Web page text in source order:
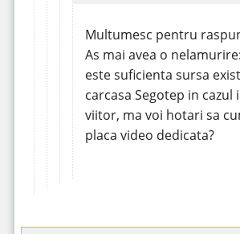
Multumesc pentru
As mai avea o
este suficienta sursa
carcasa Segotep in cazul
viitor, ma voi hotari sa
placa video dedicata?